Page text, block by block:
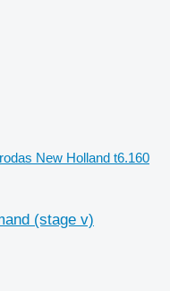
New Holland t6.160
(stage v)